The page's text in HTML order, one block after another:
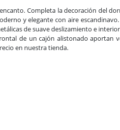
Completa la decoración del
y elegante con aire
de suave deslizamiento e
de un cajón alistonado aportan
en nuestra tienda.